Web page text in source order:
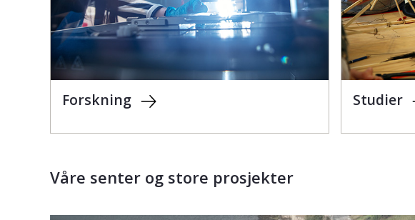
Forskning Studier
Våre senter og store prosjekter